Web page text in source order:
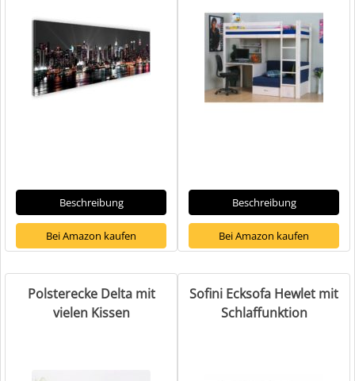
Beschreibung
Bei Amazon kaufen
Beschreibung
Bei Amazon kaufen
Polsterecke Delta mit
vielen Kissen
Sofini Ecksofa Hewlet mit
Schlaffunktion